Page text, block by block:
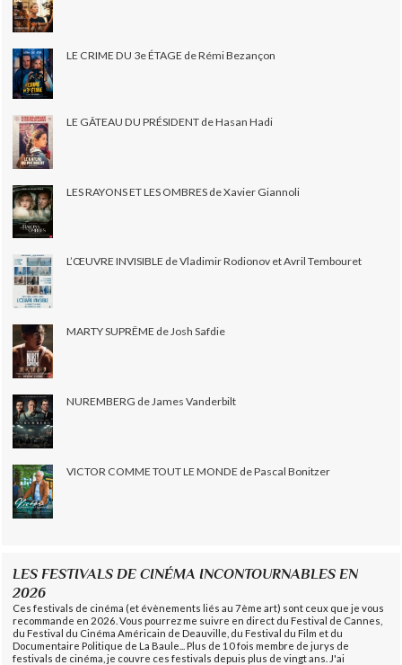
LE CRIME DU 3e ÉTAGE de Rémi Bezançon
LE GÂTEAU DU PRÉSIDENT de Hasan Hadi
LES RAYONS ET LES OMBRES de Xavier Giannoli
L’ŒUVRE INVISIBLE de Vladimir Rodionov et Avril Tembouret
MARTY SUPRÊME de Josh Safdie
NUREMBERG de James Vanderbilt
VICTOR COMME TOUT LE MONDE de Pascal Bonitzer
LES FESTIVALS DE CINÉMA INCONTOURNABLES EN
2026
Ces festivals de cinéma (et évènements liés au 7ème art) sont ceux que je vous
recommande en 2026. Vous pourrez me suivre en direct du Festival de Cannes,
du Festival du Cinéma Américain de Deauville, du Festival du Film et du
Documentaire Politique de La Baule... Plus de 10 fois membre de jurys de
festivals de cinéma, je couvre ces festivals depuis plus de vingt ans. J'ai